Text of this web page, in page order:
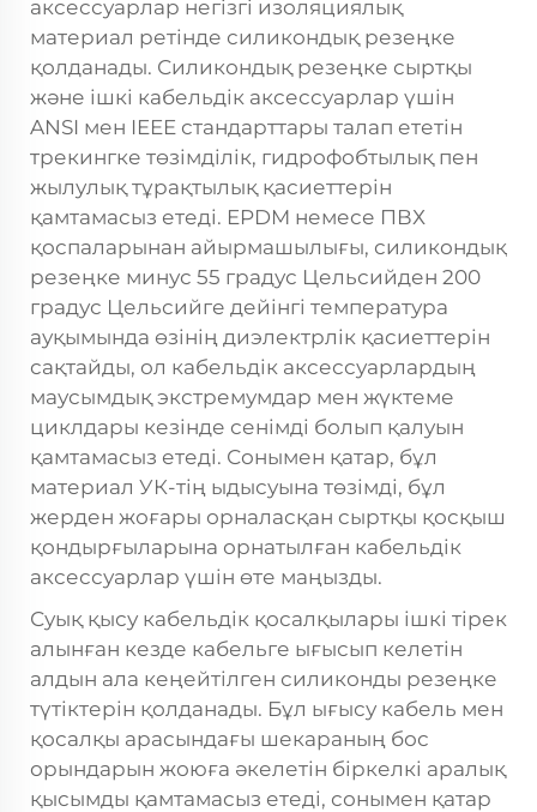
аксессуарлар негізгі изоляциялық
материал ретінде силикондық резеңке
қолданады. Силикондық резеңке сыртқы
және ішкі кабельдік аксессуарлар үшін
ANSI мен IEEE стандарттары талап ететін
трекингке төзімділік, гидрофобтылық пен
жылулық тұрақтылық қасиеттерін
қамтамасыз етеді. EPDM немесе ПВХ
қоспаларынан айырмашылығы, силикондық
резеңке минус 55 градус Цельсийден 200
градус Цельсийге дейінгі температура
ауқымында өзінің диэлектрлік қасиеттерін
сақтайды, ол кабельдік аксессуарлардың
маусымдық экстремумдар мен жүктеме
циклдары кезінде сенімді болып қалуын
қамтамасыз етеді. Сонымен қатар, бұл
материал УК-тің ыдысуына төзімді, бұл
жерден жоғары орналасқан сыртқы қосқыш
қондырғыларына орнатылған кабельдік
аксессуарлар үшін өте маңызды.
Суық қысу кабельдік қосалқылары ішкі тірек
алынған кезде кабельге ығысып келетін
алдын ала кеңейтілген силиконды резеңке
түтіктерін қолданады. Бұл ығысу кабель мен
қосалқы арасындағы шекараның бос
орындарын жоюға әкелетін біркелкі аралық
қысымды қамтамасыз етеді, сонымен қатар